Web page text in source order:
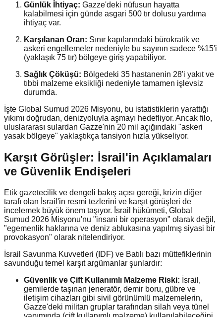
Günlük İhtiyaç: Gazze'deki nüfusun hayatta
kalabilmesi için günde asgari 500 tır dolusu yardıma
ihtiyaç var.
Karşılanan Oran: Sınır kapılarındaki bürokratik ve
askeri engellemeler nedeniyle bu sayının sadece %15'i
(yaklaşık 75 tır) bölgeye giriş yapabiliyor.
Sağlık Çöküşü: Bölgedeki 35 hastanenin 28'i yakıt ve
tıbbi malzeme eksikliği nedeniyle tamamen işlevsiz
durumda.
İşte Global Sumud 2026 Misyonu, bu istatistiklerin yarattığı
yıkımı doğrudan, denizyoluyla aşmayı hedefliyor. Ancak filo,
uluslararası sulardan Gazze'nin 20 mil açığındaki "askeri
yasak bölgeye" yaklaştıkça tansiyon hızla yükseliyor.
Karşıt Görüşler: İsrail'in Açıklamaları
ve Güvenlik Endişeleri
Etik gazetecilik ve dengeli bakış açısı gereği, krizin diğer
tarafı olan İsrail'in resmi tezlerini ve karşıt görüşleri de
incelemek büyük önem taşıyor. İsrail hükümeti, Global
Sumud 2026 Misyonu'nu "insani bir operasyon" olarak değil,
"egemenlik haklarına ve deniz ablukasına yapılmış siyasi bir
provokasyon" olarak nitelendiriyor.
İsrail Savunma Kuvvetleri (IDF) ve Batılı bazı müttefiklerinin
savunduğu temel karşıt argümanlar şunlardır:
Güvenlik ve Çift Kullanımlı Malzeme Riski: İsrail,
gemilerde taşınan jeneratör, demir boru, gübre ve
iletişim cihazları gibi sivil görünümlü malzemelerin,
Gazze'deki militan gruplar tarafından silah veya tünel